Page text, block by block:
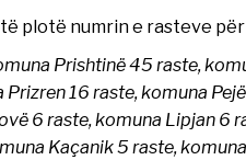
plotë numrin e rasteve
Prishtinë 45 raste,
16 raste, komuna
6 raste, komuna Lipjan 6
Kaçanik 5 raste,